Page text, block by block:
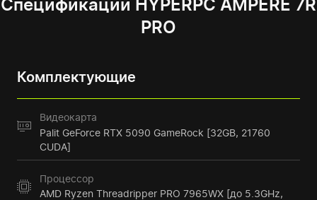
Спецификации HYPERPC AMPERE 7R
PRO
Комплектующие
Видеокарта
Palit GeForce RTX 5090 GameRock [32GB, 21760
CUDA]
Процессор
AMD Ryzen Threadripper PRO 7965WX [до 5.3GHz,